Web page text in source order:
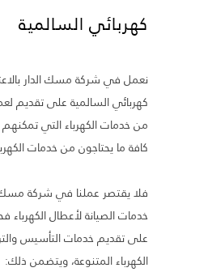
كهربائي السالمية
نعمل في شركة مسك الدار
كهربائي السالمية على تقديم
من خدمات الكهرباء التي
كافة ما يحتاجون من خدمات
فلا يقتصر عملنا في شركة
خدمات الصيانة لأعطال
على تقديم خدمات التأسيس
الكهرباء المتنوعة، ويتضمن ذلك: